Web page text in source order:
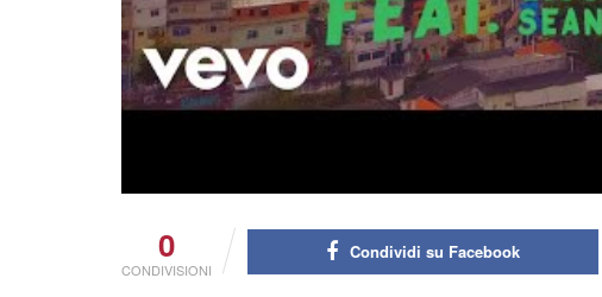
0
CONDIVISIONI
Condividi su Facebook